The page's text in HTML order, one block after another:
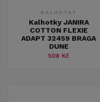
KALHOTKY
Kalhotky JANIRA
COTTON FLEXIE
ADAPT 32459 BRAGA
DUNE
508 Kč